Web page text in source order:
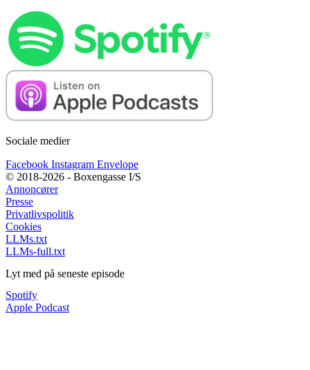
Sociale medier
Facebook Instagram Envelope
© 2018-2026 - Boxengasse I/S
Annoncører
Presse
Privatlivspolitik
Cookies
LLMs.txt
LLMs-full.txt
Lyt med på seneste episode
Spotify
Apple Podcast